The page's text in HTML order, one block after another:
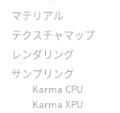
マテリアル
テクスチャマップ
レンダリング
サンプリング
Karma CPU
Karma XPU